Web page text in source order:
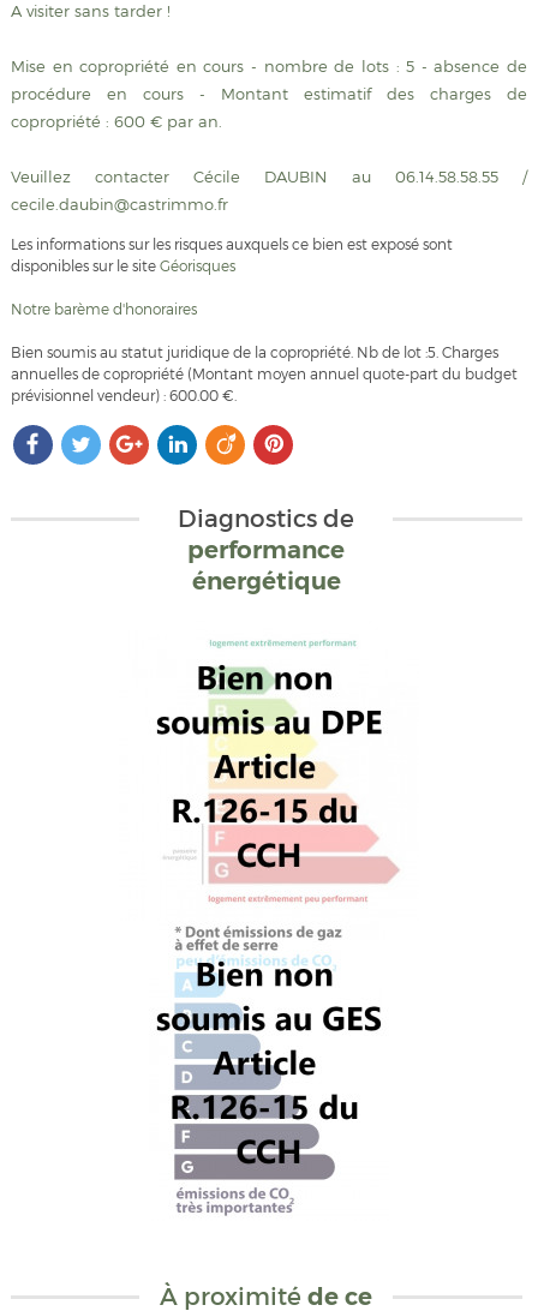
A visiter sans tarder !
Mise en copropriété en cours - nombre de lots : 5 - absence de
procédure en cours - Montant estimatif des charges de
copropriété : 600 € par an.
Veuillez contacter Cécile DAUBIN au 06.14.58.58.55 /
cecile.daubin@castrimmo.fr
Les informations sur les risques auxquels ce bien est exposé sont
disponibles sur le site Géorisques
Notre barème d'honoraires
Bien soumis au statut juridique de la copropriété. Nb de lot :5. Charges
annuelles de copropriété (Montant moyen annuel quote-part du budget
prévisionnel vendeur) : 600.00 €.
Diagnostics de
performance
énergétique
À proximitéde ce